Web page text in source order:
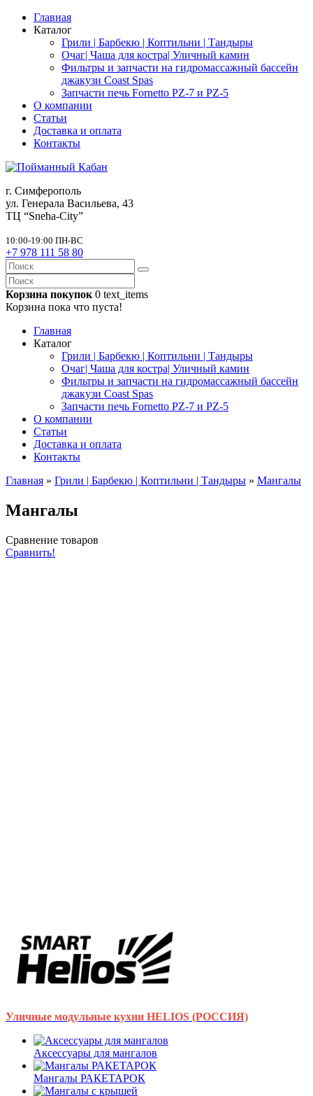
Главная
Каталог
Грили | Барбекю | Коптильни | Тандыры
Очаг| Чаша для костра| Уличный камин
Фильтры и запчасти на гидромассажный бассейн
джакузи Coast Spas
Запчасти печь Fornetto PZ-7 и PZ-5
О компании
Статьи
Доставка и оплата
Контакты
г. Симферополь
ул. Генерала Васильева, 43
ТЦ “Sneha-City”
10:00-19:00 ПН-ВС
+7 978 111 58 80
Корзина покупок 0 text_items
Корзина пока что пуста!
Главная
Каталог
Грили | Барбекю | Коптильни | Тандыры
Очаг| Чаша для костра| Уличный камин
Фильтры и запчасти на гидромассажный бассейн
джакузи Coast Spas
Запчасти печь Fornetto PZ-7 и PZ-5
О компании
Статьи
Доставка и оплата
Контакты
Главная » Грили | Барбекю | Коптильни | Тандыры » Мангалы
Мангалы
Сравнение товаров
Сравнить!
Уличные модульные кухни HELIOS (РОССИЯ)
Аксессуары для мангалов
Мангалы РАКЕТАРОК